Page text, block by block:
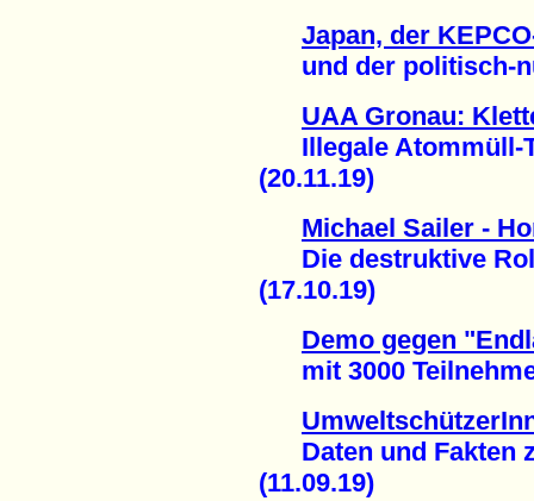
Japan, der
und der politisch-
UAA Gronau:
Illegale Atommüll-
(20.11.19)
Michael Sailer -
Die destruktive
(17.10.19)
Demo gegen
mit 3000
Daten und Fakten
(11.09.19)